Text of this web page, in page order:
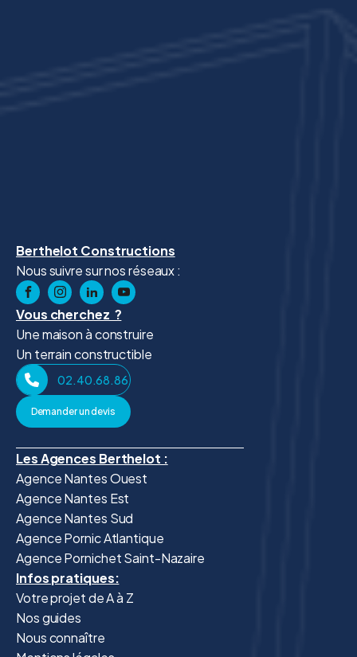
Berthelot Constructions
Nous suivre sur nos réseaux :
Vous cherchez ?
Une maison à construire
Un terrain constructible
02.40.68.86.41
Demander un devis
Les Agences Berthelot :
Agence Nantes Ouest
Agence Nantes Est
Agence Nantes Sud
Agence Pornic Atlantique
Agence Pornichet Saint-Nazaire
Infos pratiques:
Votre projet de A à Z
Nos guides
Nous connaître